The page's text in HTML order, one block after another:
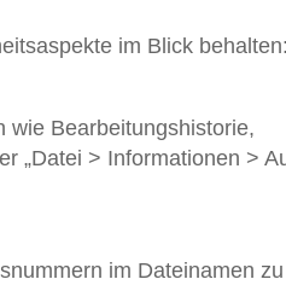
im Blick
wie Bearbeitungshistorie,
„Datei > Informationen >
im Dateinamen zu